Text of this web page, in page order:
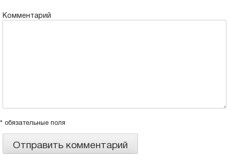
Комментарий
* обязательные поля